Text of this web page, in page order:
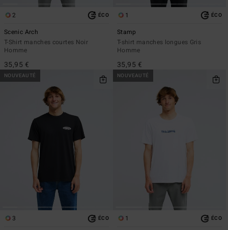
2 ÉCO
Scenic Arch
T-Shirt manches courtes Noir
Homme
35,95 €
1 ÉCO
Stamp
T-shirt manches longues Gris
Homme
35,95 €
NOUVEAUTÉ
3 ÉCO
NOUVEAUTÉ
1 ÉCO